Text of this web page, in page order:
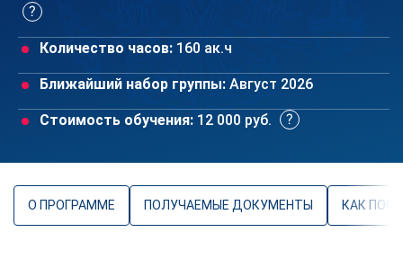
Количество часов: 160 ак.ч
Ближайший набор группы: Август 2026
Стоимость обучения: 12 000 руб.
О ПРОГРАММЕ ПОЛУЧАЕМЫЕ ДОКУМЕНТЫ КАК